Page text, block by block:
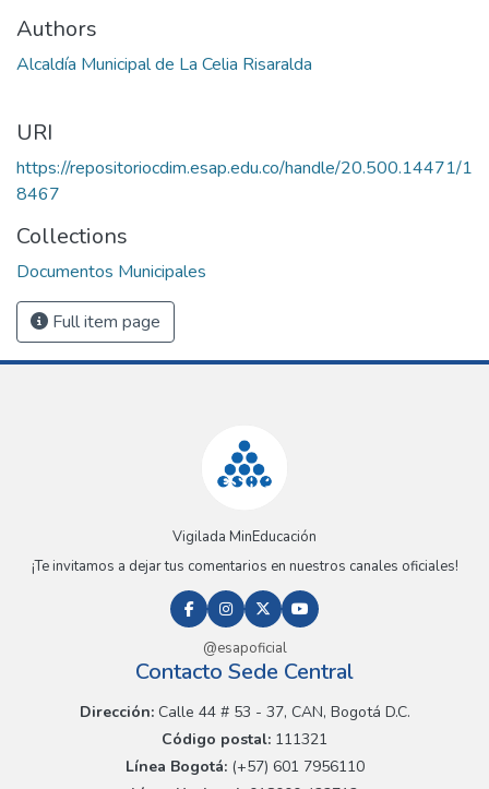
Authors
Alcaldía Municipal de La Celia Risaralda
URI
https://repositoriocdim.esap.edu.co/handle/20.500.14471/1
8467
Collections
Documentos Municipales
Full item page
Vigilada MinEducación
¡Te invitamos a dejar tus comentarios en nuestros canales oficiales!
@esapoficial
Contacto Sede Central
Dirección:Calle 44 # 53 - 37, CAN, Bogotá D.C.
Código postal: 111321
Línea Bogotá:(+57) 601 7956110